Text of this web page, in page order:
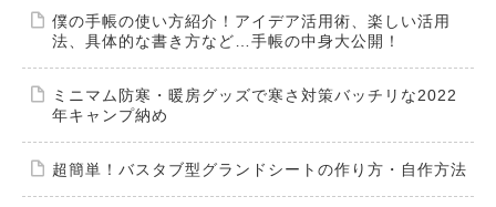
僕の手帳の使い方紹介！アイデア活用術、楽しい活用
法、具体的な書き方など…手帳の中身大公開！
ミニマム防寒・暖房グッズで寒さ対策バッチリな2022
年キャンプ納め
超簡単！バスタブ型グランドシートの作り方・自作方法